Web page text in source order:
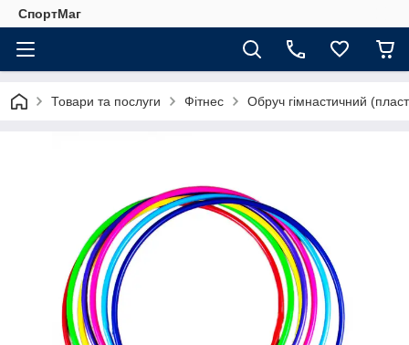
СпортМаг
Товари та послуги Фітнес Обруч гімнастичний